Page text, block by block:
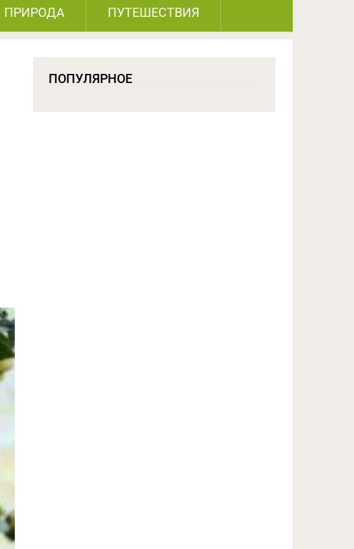
ПРИРОДА ПУТЕШЕСТВИЯ
ПОПУЛЯРНОЕ